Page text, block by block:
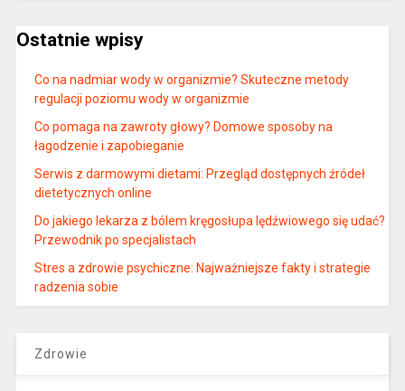
Ostatnie wpisy
Co na nadmiar wody w organizmie? Skuteczne metody
regulacji poziomu wody w organizmie
Co pomaga na zawroty głowy? Domowe sposoby na
łagodzenie i zapobieganie
Serwis z darmowymi dietami: Przegląd dostępnych źródeł
dietetycznych online
Do jakiego lekarza z bólem kręgosłupa lędźwiowego się udać?
Przewodnik po specjalistach
Stres a zdrowie psychiczne: Najważniejsze fakty i strategie
radzenia sobie
Zdrowie